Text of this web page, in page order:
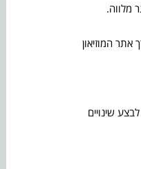
המוזיאון
שינויים